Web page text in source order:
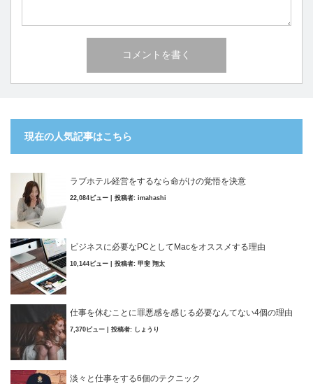
現在の人気記事はこちら
ラブホテル経営をするなら命がけの覚悟を決意
22,084ビュー 投稿者: imahashi
ビジネスに必要なPCとしてMacをオススメする理由
10,144ビュー 投稿者: 甲斐 翔太
仕事を休むことに罪悪感を感じる必要なんてない4個の理由
7,370ビュー 投稿者: しょうり
淡々と仕事をする6個のテクニック